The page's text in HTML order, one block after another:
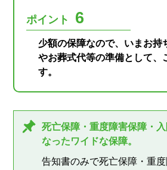
ポイント 6
少額の保障なので、いまお持
やお葬式代等の準備として、
す。
死亡保障・重度障害保障・
なったワイドな保障。
告知書のみで死亡保障・重